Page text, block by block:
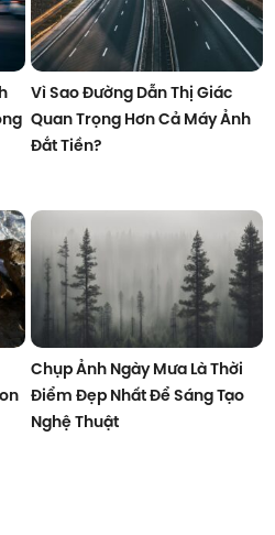
Vì Sao Đường Dẫn Thị Giác
Quan Trọng Hơn Cả Máy Ảnh
Đắt Tiền?
Chụp Ảnh Ngày Mưa Là Thời
Điểm Đẹp Nhất Để Sáng Tạo
Nghệ Thuật